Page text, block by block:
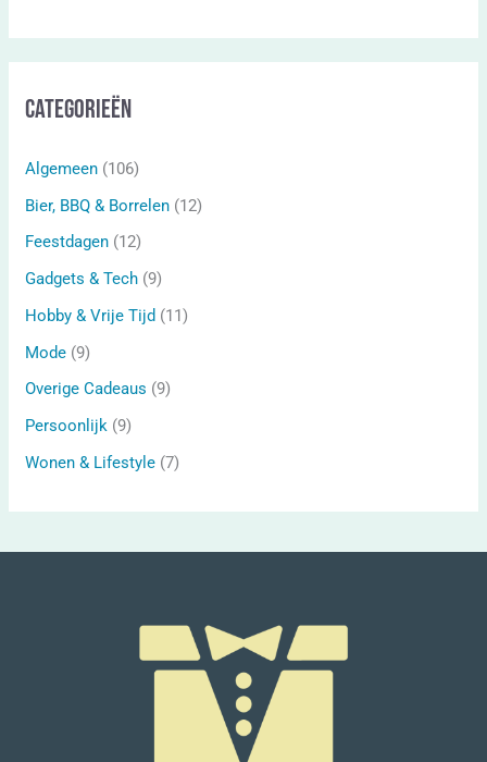
Categorieën
Algemeen (106)
Bier, BBQ & Borrelen (12)
Feestdagen (12)
Gadgets & Tech (9)
Hobby & Vrije Tijd (11)
Mode (9)
Overige Cadeaus (9)
Persoonlijk (9)
Wonen & Lifestyle (7)